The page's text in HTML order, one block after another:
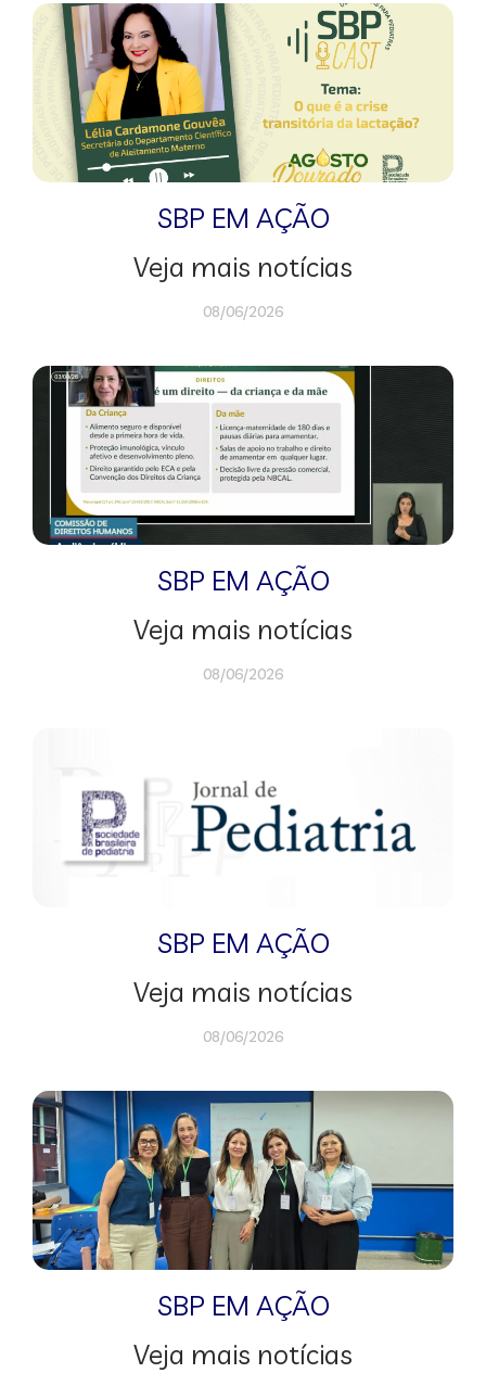
SBP EM AÇÃO
Veja mais notícias
08/06/2026
SBP EM AÇÃO
Veja mais notícias
08/06/2026
SBP EM AÇÃO
Veja mais notícias
08/06/2026
SBP EM AÇÃO
Veja mais notícias